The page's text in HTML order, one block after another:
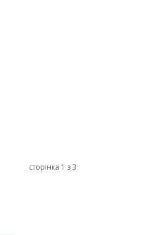
сторінка 1 з 3